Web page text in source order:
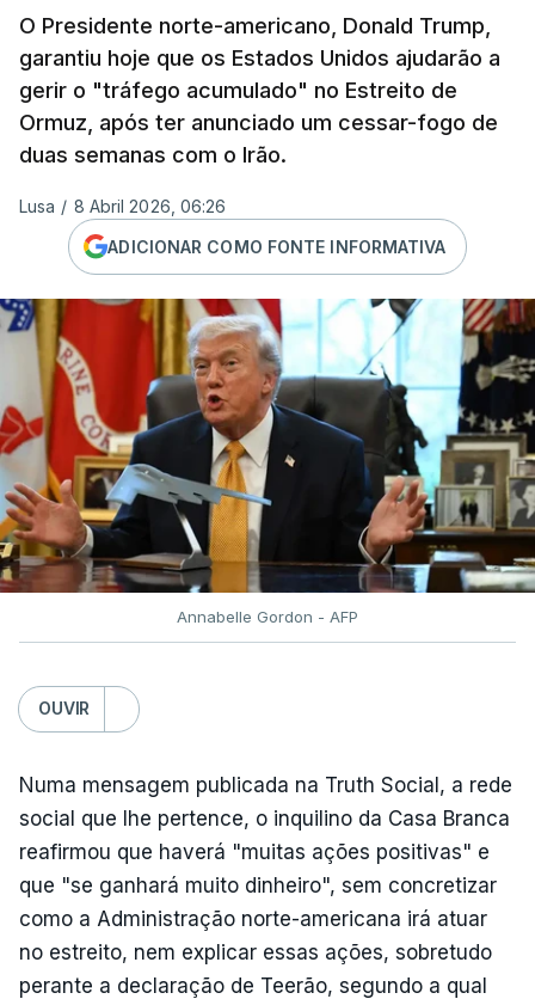
O Presidente norte-americano, Donald Trump,
garantiu hoje que os Estados Unidos ajudarão a
gerir o "tráfego acumulado" no Estreito de
Ormuz, após ter anunciado um cessar-fogo de
duas semanas com o Irão.
Lusa / 8 Abril 2026, 06:26
ADICIONAR COMO FONTE INFORMATIVA
Annabelle Gordon - AFP
OUVIR
Numa mensagem publicada na Truth Social, a rede
social que lhe pertence, o inquilino da Casa Branca
reafirmou que haverá "muitas ações positivas" e
que "se ganhará muito dinheiro", sem concretizar
como a Administração norte-americana irá atuar
no estreito, nem explicar essas ações, sobretudo
perante a declaração de Teerão, segundo a qual